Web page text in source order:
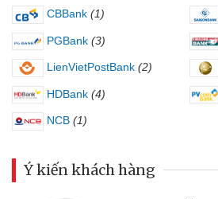
CBBank (1)
PGBank (3)
LienVietPostBank (2)
HDBank (4)
NCB (1)
Ý kiến khách hàng